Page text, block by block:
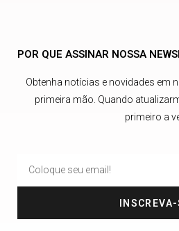
POR QUE ASSINAR NOSSA
Obtenha notícias e novidades em
primeira mão. Quando
primeiro a